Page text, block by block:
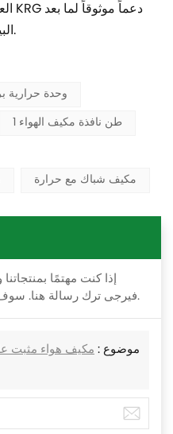
البيع لضمان رضاكم التام بعد الشراء.
12000 وحدة
1 طن نافذة مكيف الهواء
مكيف شباك مع حرارة
إذا كنت مهتمًا
فيرجى ترك رسالة هنا. سوف نعود إليك في أقرب وقت ممكن.
موضوع :